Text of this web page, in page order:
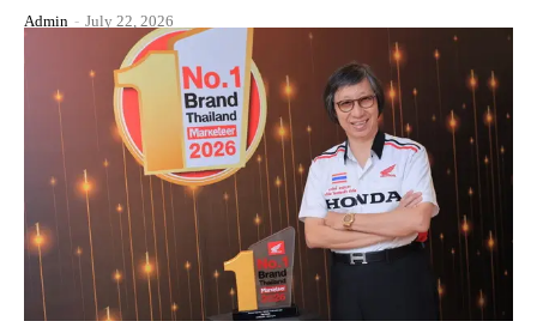
Admin - July 22, 2026